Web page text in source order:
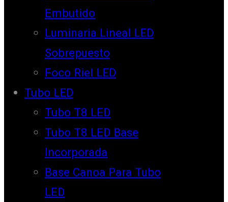
Embutido
Luminaria Lineal LED
Sobrepuesto
Foco Riel LED
Tubo LED
Tubo T8 LED
Tubo T8 LED Base
Incorporada
Base Canoa Para Tubo
LED